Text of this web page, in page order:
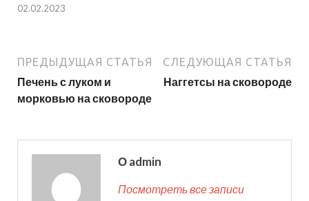
02.02.2023
ПРЕДЫДУЩАЯ СТАТЬЯ
Печень с луком и
морковью на сковороде
СЛЕДУЮЩАЯ СТАТЬЯ
Наггетсы на сковороде
О admin
Посмотреть все записи